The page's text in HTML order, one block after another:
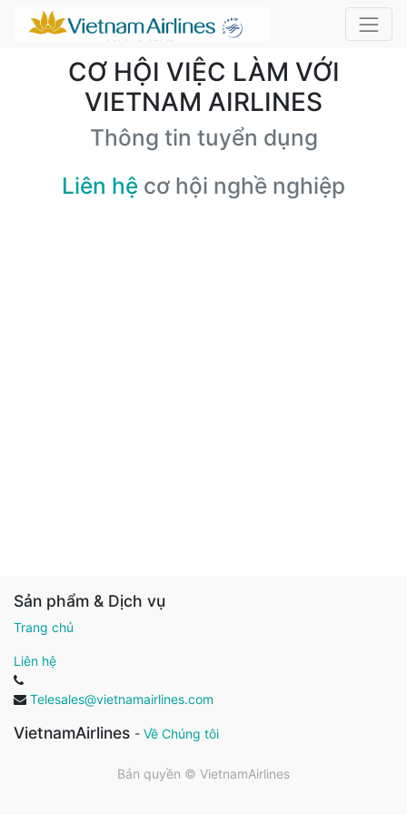
CƠ HỘI VIỆC LÀM VỚI
VIETNAM AIRLINES
Thông tin tuyển dụng
Liên hệ cơ hội nghề nghiệp
Sản phẩm & Dịch vụ
Trang chủ
Liên hệ
Telesales@vietnamairlines.com
VietnamAirlines - Về Chúng tôi
Bản quyền © VietnamAirlines